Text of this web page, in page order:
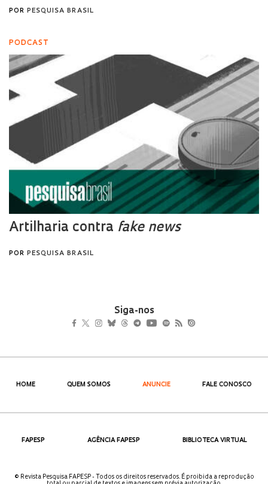
Siga-nos
HOME QUEM SOMOS ANUNCIE FALE CONOSCO
FAPESP AGÊNCIA FAPESP BIBLIOTECA VIRTUAL
© Revista Pesquisa FAPESP - Todos os direitos reservados. É proibida a reprodução